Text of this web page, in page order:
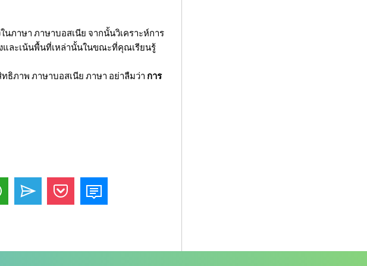
ภาษา ภาษาบอสเนีย จากนั้นวิเคราะห์การ
และเน้นพื้นที่เหล่านั้นในขณะที่คุณเรียนรู้
ธิภาพ ภาษาบอสเนีย ภาษา อย่าลืมว่า การ